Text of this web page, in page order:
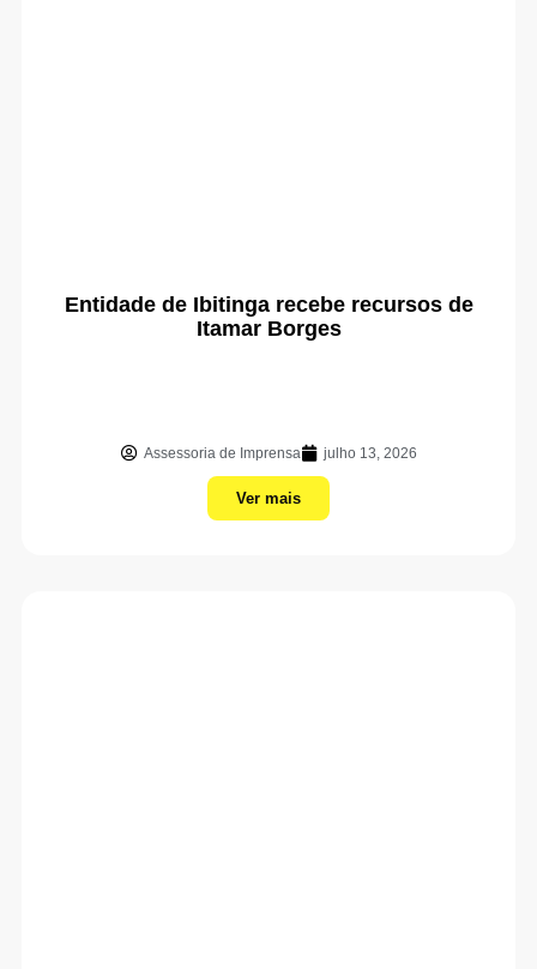
Entidade de Ibitinga recebe recursos de
Itamar Borges
Assessoria de Imprensa julho 13, 2026
Ver mais